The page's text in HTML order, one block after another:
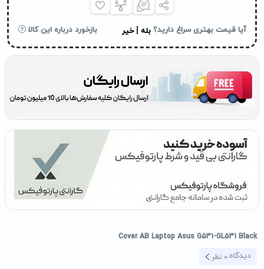
Cover AB Laptop Asus G531-GL531 Black
دیدگاه:0 نظر
آیا قیمت بهتری سراغ دارید؟ بله خیر بازخورد درباره این کالا